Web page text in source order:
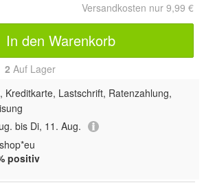
Versandkosten nur 9,99 €
In den Warenkorb
2 Auf Lager
, Kreditkarte, Lastschrift, Ratenzahlung,
bis Di, 11. Aug.
positiv